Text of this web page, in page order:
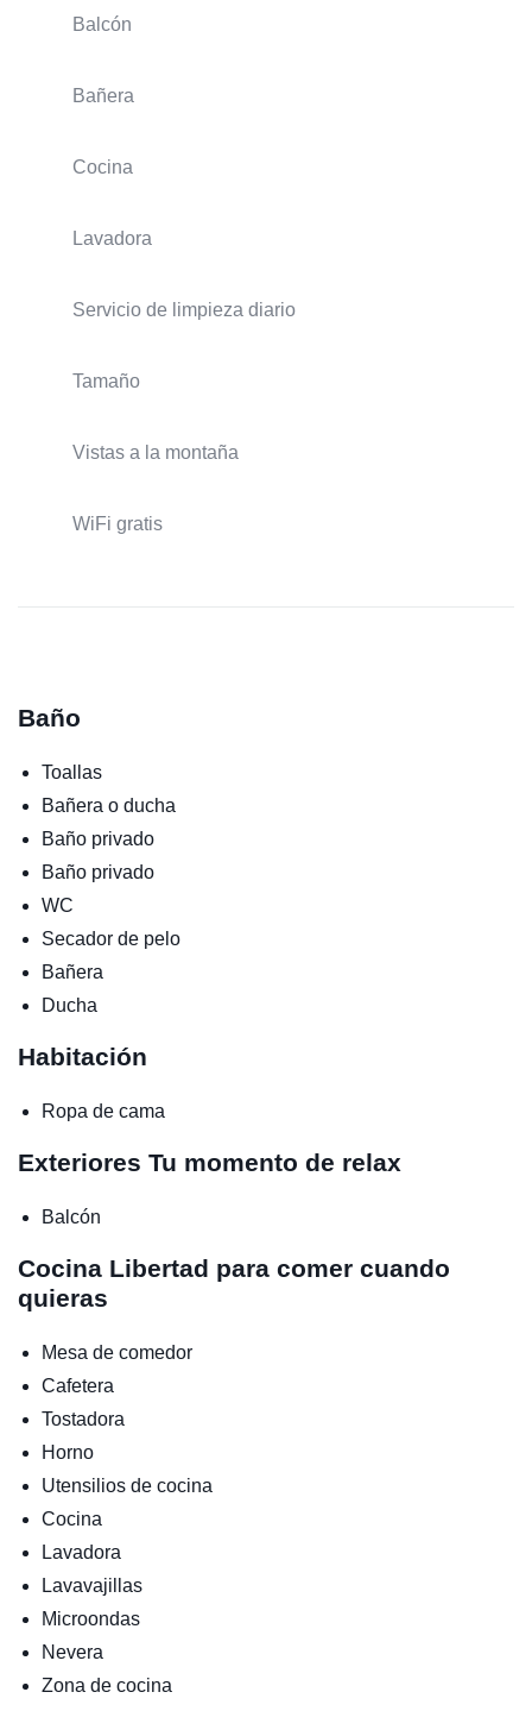
Balcón
Bañera
Cocina
Lavadora
Servicio de limpieza diario
Tamaño
Vistas a la montaña
WiFi gratis
Baño
Toallas
Bañera o ducha
Baño privado
Baño privado
WC
Secador de pelo
Bañera
Ducha
Habitación
Ropa de cama
Exteriores Tu momento de relax
Balcón
Cocina Libertad para comer cuando
quieras
Mesa de comedor
Cafetera
Tostadora
Horno
Utensilios de cocina
Cocina
Lavadora
Lavavajillas
Microondas
Nevera
Zona de cocina